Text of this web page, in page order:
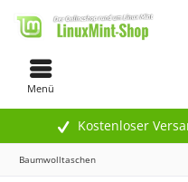
Kostenloser
Menü
Baumwolltaschen